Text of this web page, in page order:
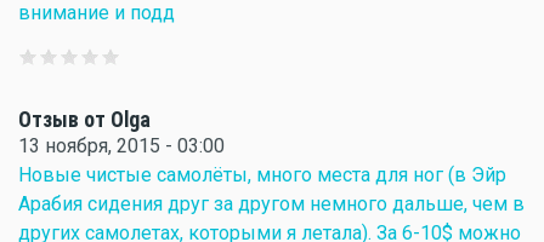
внимание и подд
Отзыв от Olga
13 ноября, 2015 - 03:00
Новые чистые самолёты, много места для ног (в Эйр
Арабия сидения друг за другом немного дальше, чем в
других самолетах, которыми я летала). За 6-10$ можно